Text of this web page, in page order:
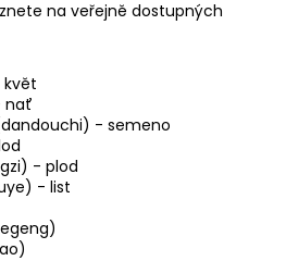
na veřejně dostupných
nať
- semeno
- plod
- list